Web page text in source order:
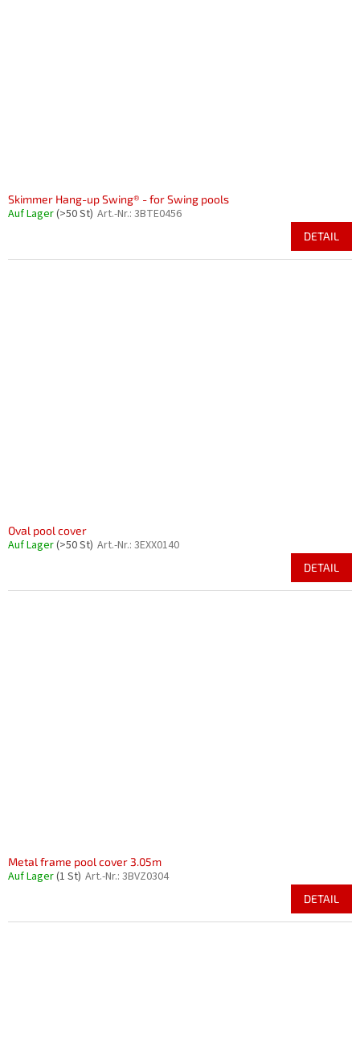
Skimmer Hang-up Swing® - for Swing pools
Auf Lager(>50 St) Art.-Nr.: 3BTE0456
DETAIL
Oval pool cover
Auf Lager(>50 St) Art.-Nr.: 3EXX0140
DETAIL
Metal frame pool cover 3.05m
Auf Lager(1 St) Art.-Nr.: 3BVZ0304
DETAIL